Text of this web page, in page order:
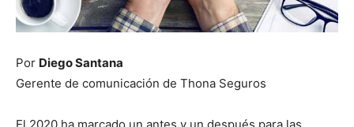
Por Diego Santana
Gerente de comunicación de Thona Seguros